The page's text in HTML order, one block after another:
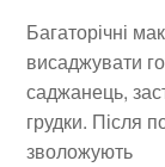
Багаторічні
висаджувати
саджанець,
грудки. Після
зволожують